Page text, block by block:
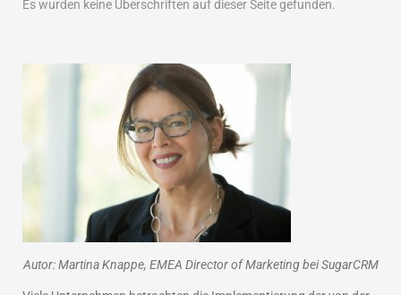
Es wurden keine Überschriften auf dieser Seite gefunden.
Autor: Martina Knappe, EMEA Director of Marketing bei SugarCRM